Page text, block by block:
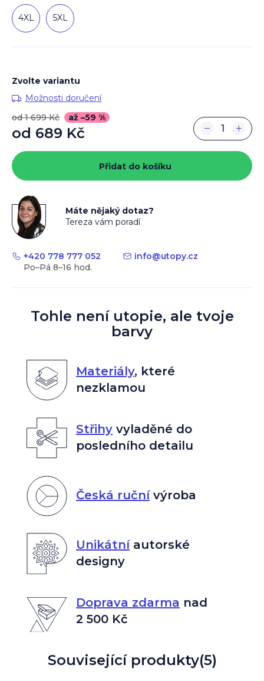
4XL 5XL
Zvolte variantu
Možnosti doručení
od 1 699 Kč
až –59 %
od 689 Kč
cena:
+
−
Přidat do košíku
Máte nějaký dotaz?
Tereza vám poradí
+420 778 777 052 info@utopy.cz
Tohle není utopie, ale tvoje
barvy
Materiály, které
nezklamou
Střihyvyladěné do
posledního detailu
Česká ručnívýroba
Unikátníautorské
designy
Doprava zdarma nad
2 500 Kč
Související produkty(5)